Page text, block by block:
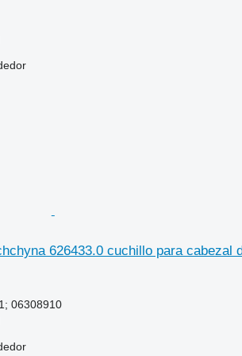
626433.0 cuchillo para cabezal
06308910